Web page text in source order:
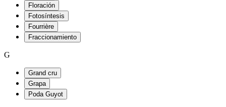
Floración
Fotosíntesis
Fourrière
Fraccionamiento
G
Grand cru
Grapa
Poda Guyot